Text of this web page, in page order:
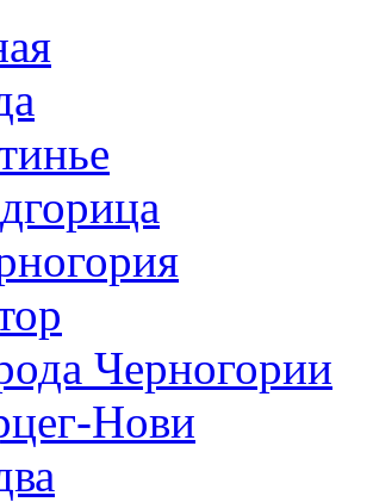
Черногории
Нови